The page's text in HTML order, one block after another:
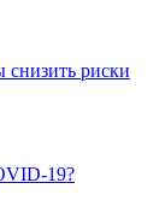
снизить риски
19?